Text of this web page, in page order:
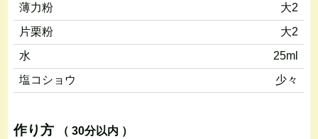
薄力粉
大2
片栗粉
大2
水
25ml
塩コショウ
少々
作り方 （ 30分以内 ）